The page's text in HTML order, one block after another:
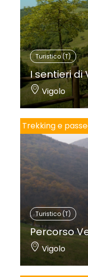
Turistico (T)
I sentieri di
Vigolo
Trekking e
Turistico (T)
Percorso
Vigolo